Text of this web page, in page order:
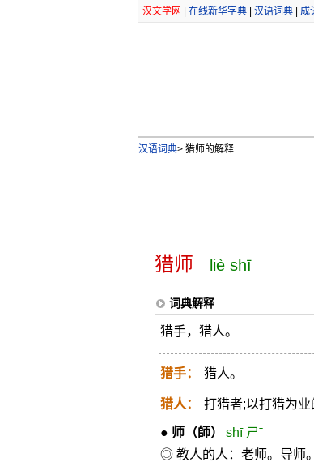
汉文学网 在线新华字典| 汉语词典| 成
汉语词典>猎师的解释
猎师 liè shī
词典解释
猎手，猎人。
猎手： 猎人。
猎人： 打猎者;以打猎为业
● 师（師）
shī ㄕˉ
◎ 教人的人：老师。导师